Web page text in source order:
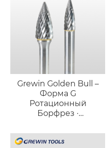
Grewin Golden Bull –
Форма G
Ротационный
Борфрез ·
Длинный Конический
Инструмент